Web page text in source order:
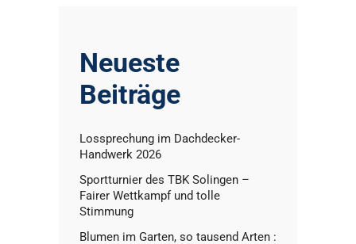
Neueste
Beiträge
Lossprechung im Dachdecker-
Handwerk 2026
Sportturnier des TBK Solingen –
Fairer Wettkampf und tolle
Stimmung
Blumen im Garten, so tausend Arten :